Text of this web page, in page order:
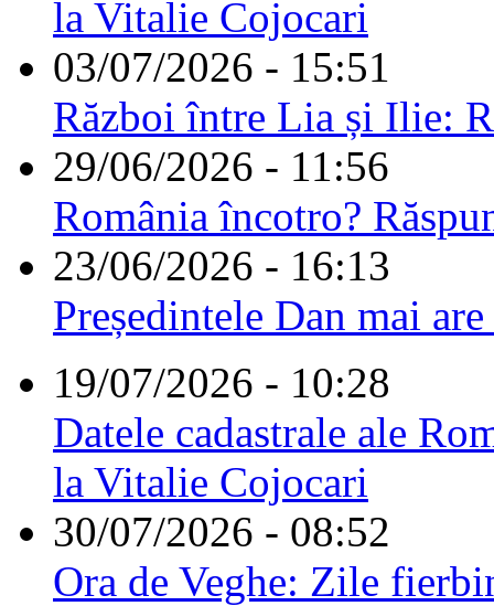
la Vitalie Cojocari
03/07/2026 - 15:51
Război între Lia și Ilie:
29/06/2026 - 11:56
România încotro?
23/06/2026 - 16:13
Președintele Dan mai
19/07/2026 - 10:28
Datele cadastrale ale
la Vitalie Cojocari
30/07/2026 - 08:52
Ora de Veghe: Zile